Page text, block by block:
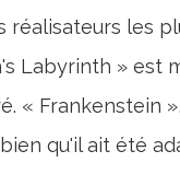
réalisateurs les
Labyrinth » est
« Frankenstein
qu'il ait été